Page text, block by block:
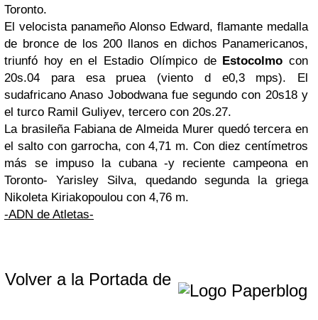
Toronto.
El velocista panameño Alonso Edward, flamante medalla
de bronce de los 200 llanos en dichos Panamericanos,
triunfó hoy en el Estadio Olímpico de Estocolmo con
20s.04 para esa pruea (viento d e0,3 mps). El
sudafricano Anaso Jobodwana fue segundo con 20s18 y
el turco Ramil Guliyev, tercero con 20s.27.
La brasileña Fabiana de Almeida Murer quedó tercera en
el salto con garrocha, con 4,71 m. Con diez centímetros
más se impuso la cubana -y reciente campeona en
Toronto- Yarisley Silva, quedando segunda la griega
Nikoleta Kiriakopoulou con 4,76 m.
-ADN de Atletas-
Volver a la Portada de